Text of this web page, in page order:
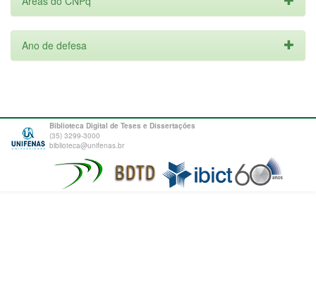
Ano de defesa
Biblioteca Digital de Teses e Dissertações
(35) 3299-3000
biblioteca@unifenas.br